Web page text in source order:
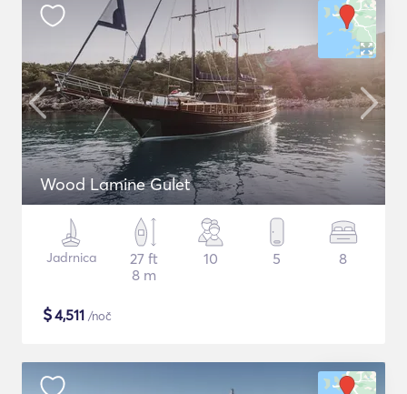
Wood Lamine Gulet
Jadrnica
27 ft
8 m
10 5 8
$4,511 /noč